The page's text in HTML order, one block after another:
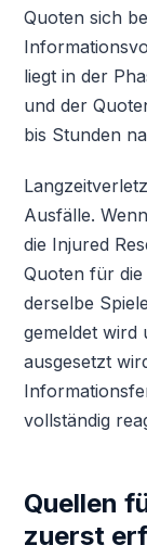
Quoten sich
liegt in der
und der
bis Stunden
Ausfälle.
die Injured
Quoten für
derselbe
gemeldet wird
ausgesetzt
vollständig
Quellen
zuerst